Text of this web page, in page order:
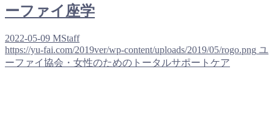
ーファイ座学
2022-05-09 MStaff
https://yu-fai.com/2019ver/wp-content/uploads/2019/05/rogo.png ユ
ーファイ協会・女性のためのトータルサポートケア